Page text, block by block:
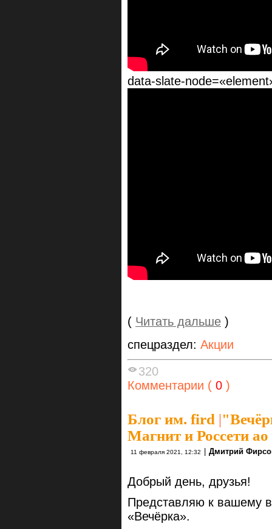
data-slate-
( Читать дальше )
спецраздел: Акции
320
Комментарии ( 0 )
Блог им. fird |
Магнит и Россети
11 февраля 2021, 12:32 Дмитрий
Добрый день, друзья!
Представляю к вашему
«Вечёрка».